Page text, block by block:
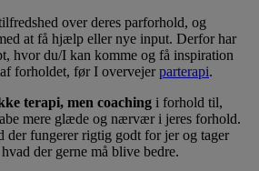
over deres parforhold, og
at få hjælp eller nye input. Derfor har
hvor du/I kan komme og få inspiration
forholdet, før I overvejer parterapi.
terapi, men coaching i forhold til,
mere glæde og nærvær i jeres forhold.
der fungerer rigtig godt for jer og tager
der gerne må blive bedre.